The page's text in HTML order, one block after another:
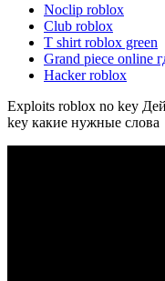
Noclip roblox
Club roblox
T shirt roblox green
Grand piece online
Hacker roblox
Exploits roblox no key
key какие нужные слова